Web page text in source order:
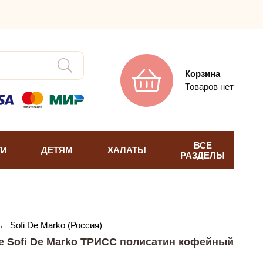
Корзина
Товаров нет
ДЕТЯМ ХАЛАТЫ
ВСЕ
РАЗДЕЛЫ
Sofi De Marko (Россия)
Sofi De Marko ТРИСС полисатин кофейный